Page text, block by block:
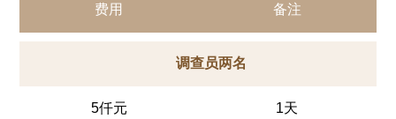
费用 备注
调查员两名
5仟元 1天